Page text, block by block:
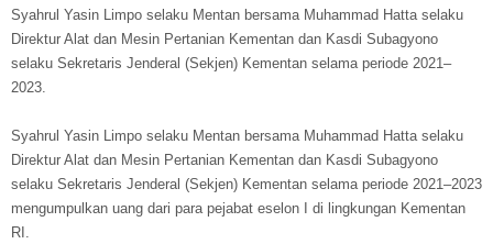
Syahrul Yasin Limpo selaku Mentan bersama Muhammad Hatta selaku
Direktur Alat dan Mesin Pertanian Kementan dan Kasdi Subagyono
selaku Sekretaris Jenderal (Sekjen) Kementan selama periode 2021–
2023.
Syahrul Yasin Limpo selaku Mentan bersama Muhammad Hatta selaku
Direktur Alat dan Mesin Pertanian Kementan dan Kasdi Subagyono
selaku Sekretaris Jenderal (Sekjen) Kementan selama periode 2021–2023
mengumpulkan uang dari para pejabat eselon I di lingkungan Kementan
RI.